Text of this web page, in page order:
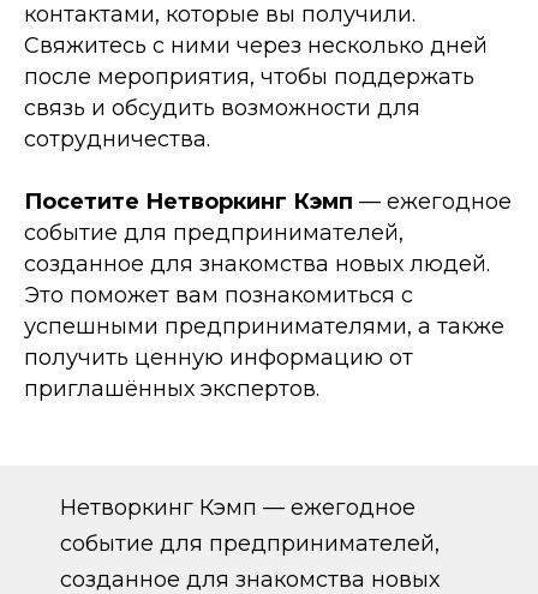
контактами, которые вы получили.
Свяжитесь с ними через несколько дней
после мероприятия, чтобы поддержать
связь и обсудить возможности для
сотрудничества.
Посетите Нетворкинг Кэмп — ежегодное
событие для предпринимателей,
созданное для знакомства новых людей.
Это поможет вам познакомиться с
успешными предпринимателями, а также
получить ценную информацию от
приглашённых экспертов.
Нетворкинг Кэмп — ежегодное
событие для предпринимателей,
созданное для знакомства новых